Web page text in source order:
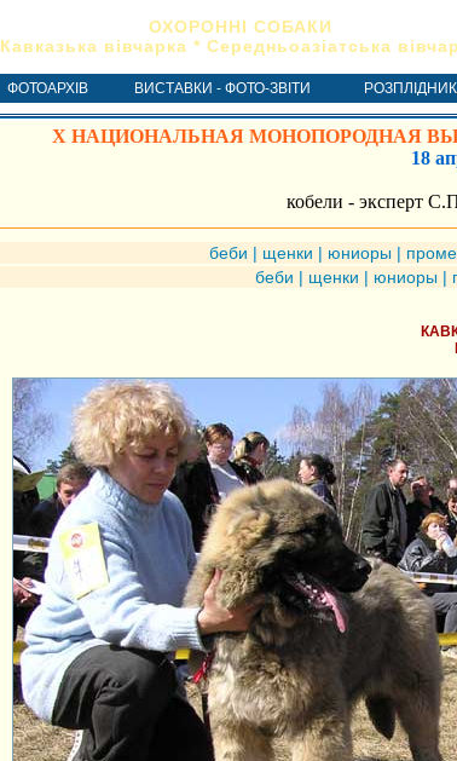
ОХОРОННІ СОБАКИ
Кавказька вівчарка * Середньоазіатська
ФОТОАРХІВ ВИСТАВКИ - ФОТО-ЗВІТИ
X НАЦИОНАЛЬНАЯ МОНОПОРОДНАЯ
18
кобели - эксперт
беби | щенки | юниоры |
беби | щенки | юниоры|